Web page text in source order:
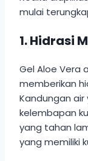
mulai
1.Hidrasi
Gel Aloe Vera
memberikan
Kandungan
kelembapan
yang tahan
yang memiliki